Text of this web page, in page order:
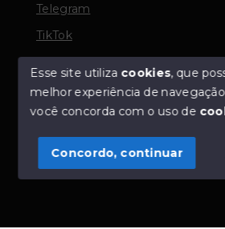
Olá! Estamos
Telegram
TikTok
© Copyright 2026 - TORQUATO ∴
- CRECI 42643f | 136.004f Perito
SITE PARA IMOBILIARIA
Esse site utiliza cookies, que
melhor experiência de
você concorda com o uso de
Concordo, continuar